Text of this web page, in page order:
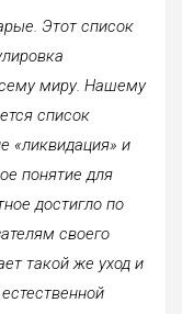
Этот список
миру. Нашему
список
«ликвидация» и
понятие для
достигло по
своего
такой же уход и